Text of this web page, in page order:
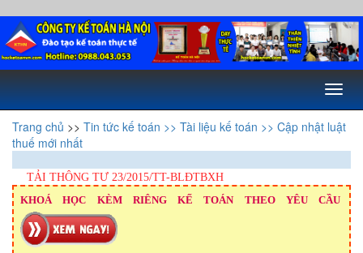
Toggle
Trang chủ >> Tin tức kế toán >> Tài liệu kế toán >> Cập nhật luật
thuế mới nhất
TẢI THÔNG TƯ 23/2015/TT-BLĐTBXH
KHOÁ HỌC KÈM RIÊNG KẾ TOÁN THEO YÊU CẦU